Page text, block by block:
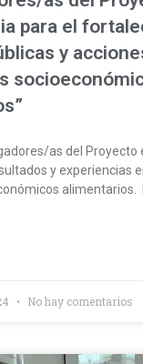
para el
y
as del Proyecto
y experiencias
alimentarios.
No hay comentarios